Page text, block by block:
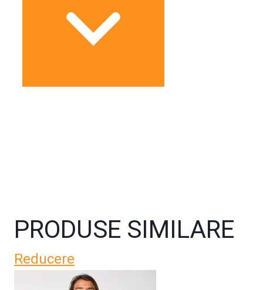
PRODUSE SIMILARE
Reducere